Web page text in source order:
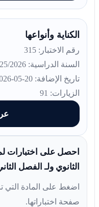
الكناية وأنواعها
رقم الاختبار: 315
السنة الدراسية: 2025/2026
تاريخ الإضافة: 20-05-2026
الزيارات: 91
احصل على اختبارات
الثانوي ولـ الفصل الثاني
اضغط على المادة التي
صفحة اختباراتها.